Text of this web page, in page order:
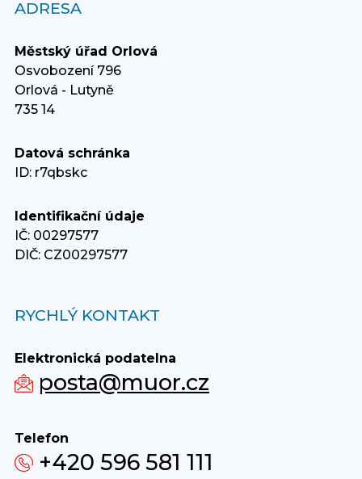
ADRESA
Městský úřad Orlová
Osvobození 796
Orlová - Lutyně
735 14
Datová schránka
ID: r7qbskc
Identifikační údaje
IČ: 00297577
DIČ: CZ00297577
RYCHLÝ KONTAKT
Elektronická podatelna
posta@muor.cz
Telefon
+420 596 581 111